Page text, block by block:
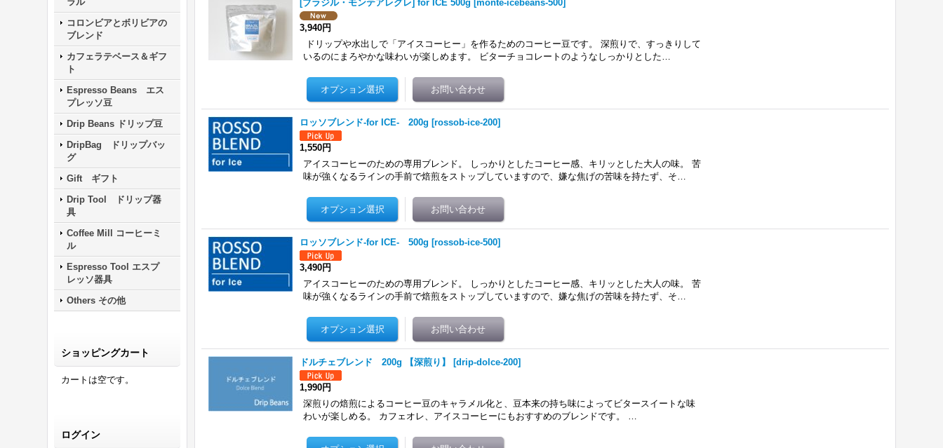
コロンビアとボリビアの
ブレンド
カフェラテベース＆ギフ
ト
Espresso Beans エス
プレッソ豆
Drip Beans ドリップ豆
DripBag ドリップバッ
グ
Gift ギフト
Drip Tool ドリップ器
具
Coffee Mill コーヒーミ
ル
Espresso Tool エスプ
レッソ器具
Others その他
ショッピングカート
カートは空です。
ログイン
[ブラジル・モンテアレグレ] for ICE 500g [monte-icebeans-500]
3,940円
ドリップや水出しで「アイスコーヒー」を作るためのコーヒー豆です。 深煎りで、すっきりして
いるのにまろやかな味わいが楽しめます。 ビターチョコレートのようなしっかりとした…
ロッソブレンド-for ICE- 200g [rossob-ice-200]
1,550円
アイスコーヒーのための専用ブレンド。 しっかりとしたコーヒー感、キリッとした大人の味。 苦
味が強くなるラインの手前で焙煎をストップしていますので、嫌な焦げの苦味を持たず、そ…
ロッソブレンド-for ICE- 500g [rossob-ice-500]
3,490円
アイスコーヒーのための専用ブレンド。 しっかりとしたコーヒー感、キリッとした大人の味。 苦
味が強くなるラインの手前で焙煎をストップしていますので、嫌な焦げの苦味を持たず、そ…
ドルチェブレンド 200g 【深煎り】 [drip-dolce-200]
1,990円
深煎りの焙煎によるコーヒー豆のキャラメル化と、豆本来の持ち味によってビタースイートな味
わいが楽しめる。 カフェオレ、アイスコーヒーにもおすすめのブレンドです。 …